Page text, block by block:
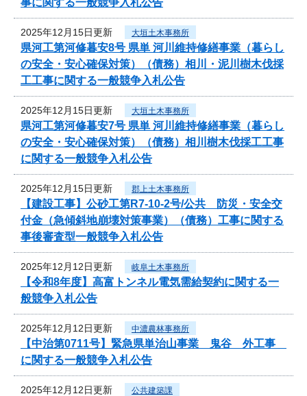
2025年12月15日更新 大垣土木事務所
県河工第河修暮安8号 県単 河川維持修繕事業（暮らし
の安全・安心確保対策）（債務）相川・泥川樹木伐採
工工事に関する一般競争入札公告
2025年12月15日更新 大垣土木事務所
県河工第河修暮安7号 県単 河川維持修繕事業（暮らし
の安全・安心確保対策）（債務）相川樹木伐採工工事
に関する一般競争入札公告
2025年12月15日更新 郡上土木事務所
【建設工事】公砂工第R7-10-2号/公共 防災・安全交
付金（急傾斜地崩壊対策事業）（債務）工事に関する
事後審査型一般競争入札公告
2025年12月12日更新 岐阜土木事務所
【令和8年度】高富トンネル電気需給契約に関する一
般競争入札公告
2025年12月12日更新 中濃農林事務所
【中治第0711号】緊急県単治山事業 鬼谷 外工事
に関する一般競争入札公告
2025年12月12日更新 公共建築課